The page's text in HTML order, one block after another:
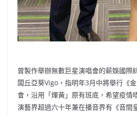
曾製作舉辦無數巨星演唱會的薪娛國際
闆丘亞葵Vigo，指明年3月中將舉行《
會，沿用「煇黃」原有班底，希望疫情
演藝界超過六十年兼在播音界有《音間